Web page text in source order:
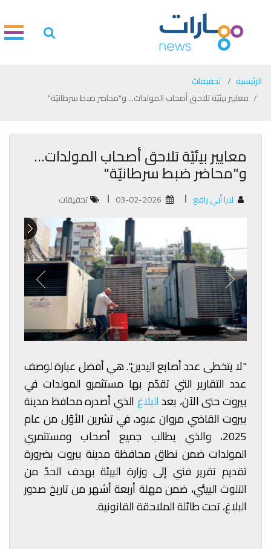
الرئيسية
تحقيقات
معايير بيئيّة تلاحق أصحاب المولدات... و"محاضر ضبط سرطانيّة"
معايير بيئيّة تلاحق أصحاب المولدات...
و"محاضر ضبط سرطانيّة"
لارا أبي رافع تحقيقات
"لا يتخطى عدد أصابع اليدين". هي أفضل عبارة لوصف
عدد التقارير التي تقدّم بها مستثمرو المولدات في
بيروت حتى الآن، بعدالبلاغالذي أصدره محافظ مدينة
بيروت القاضي مروان عبود، في تشرين الأوّل من عام
2025، والذي يطالب جميع أصحاب ومستثمري
المولدات ضمن نطاق محافظة مدينة بيروت بضرورة
تقديم تقرير فني إلى وزارة البيئة بهدف الحدّ من
التلوث البيئي، ضمن مهلة أربعة أشهر من تاريخ صدور
البلاغ، تحت طائلة الملاحقة القانونية.